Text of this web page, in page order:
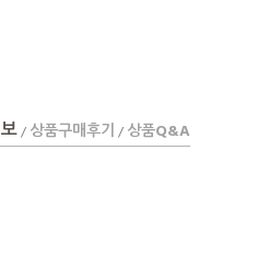
/ 상품구매후기 / 상품Q&A